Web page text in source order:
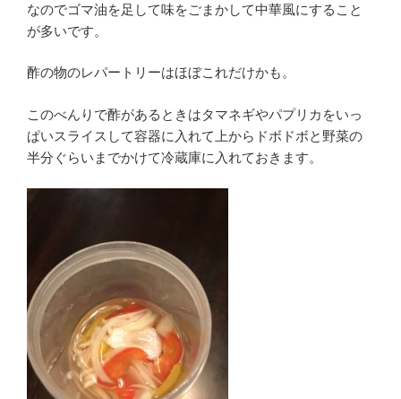
なのでゴマ油を足して味をごまかして中華風にすること
が多いです。
酢の物のレパートリーはほぼこれだけかも。
このべんりで酢があるときはタマネギやパプリカをいっ
ぱいスライスして容器に入れて上からドボドボと野菜の
半分ぐらいまでかけて冷蔵庫に入れておきます。